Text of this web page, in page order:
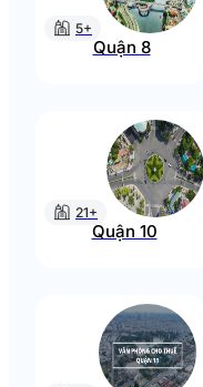
5+
Quận 8
21+
Quận 10